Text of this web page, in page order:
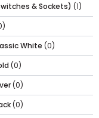
& Sockets) (1)
White (0)
(0)
(0)
(0)